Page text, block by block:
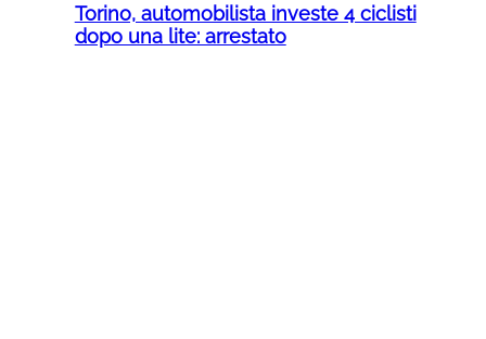
Torino, automobilista investe 4 ciclisti
dopo una lite: arrestato